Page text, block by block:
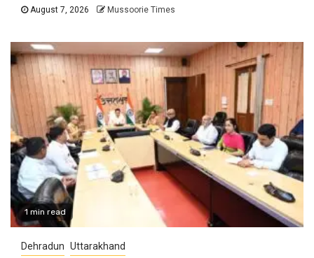
August 7, 2026 Mussoorie Times
1 min read
Dehradun Uttarakhand